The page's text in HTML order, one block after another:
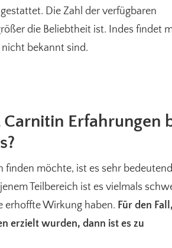
Die Zahl der verfügbaren
die Beliebtheit ist. Indes findet
bekannt sind.
Erfahrungen
möchte, ist es sehr
Teilbereich ist es vielmals
erhoffte Wirkung haben. Für den Fall,
erzielt wurden, dann ist es zu